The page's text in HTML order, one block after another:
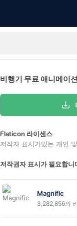
비행기 무료 애니메이
Flaticon 라이센스
저작자 표시가있는 개인
저작권자 표시가 필요합니
Magnific
3,282,856의